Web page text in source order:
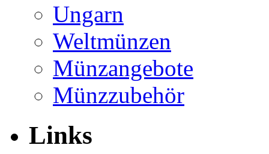
Ungarn
Weltmünzen
Münzangebote
Münzzubehör
Links